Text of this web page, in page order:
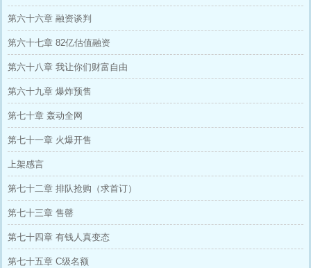
第六十六章 融资谈判
第六十七章 82亿估值融资
第六十八章 我让你们财富自由
第六十九章 爆炸预售
第七十章 轰动全网
第七十一章 火爆开售
上架感言
第七十二章 排队抢购（求首订）
第七十三章 售罄
第七十四章 有钱人真变态
第七十五章 C级名额